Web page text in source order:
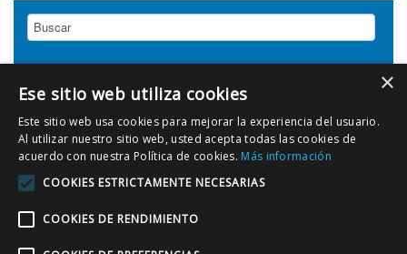
arroba en inglescambridgeCertificados inglesCorreo
electronico inglesCursos ingles intensivo
Escribir emails en ingles Escribir ingles
Ingles Intensivopronunciacion arroba
×
Ese sitio web utiliza cookies
Este sitio web usa cookies para mejorar la experiencia del usuario.
Al utilizar nuestro sitio web, usted acepta todas las cookies de
acuerdo con nuestra Política de cookies. Más información
COOKIES ESTRICTAMENTE NECESARIAS
COOKIES DE RENDIMIENTO